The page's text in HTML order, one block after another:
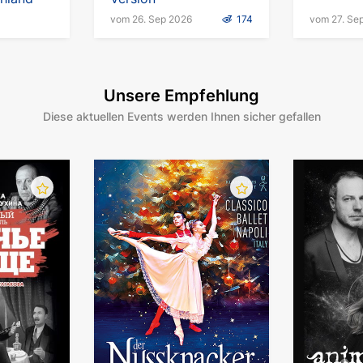
vom 26. Sep 2026 174 vom 27.
Unsere Empfehlung
Diese aktuellen Events werden Ihnen sicher gefallen